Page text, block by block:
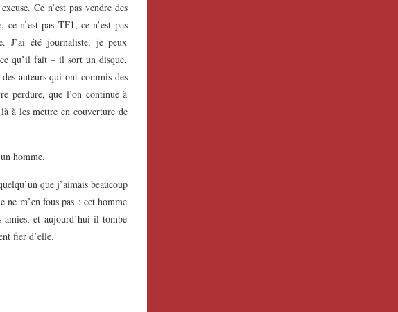
Ce n’est pas vendre des
, ce n’est pas TF1, ce n’est pas
J’ai été journaliste, je peux
qu’il fait – il sort un disque,
auteurs qui ont commis des
perdure, que l’on continue à
à les mettre en couverture de
homme.
que j’aimais beaucoup
ne m’en fous pas : cet homme
et aujourd’hui il tombe
fier d’elle.